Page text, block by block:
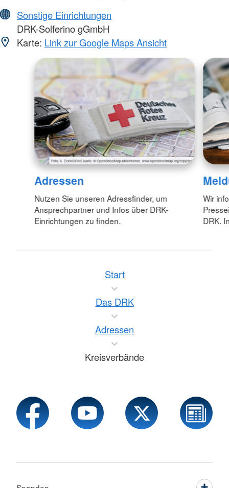
Sonstige Einrichtungen
DRK-Solferino gGmbH
Karte: Link zur Google Maps Ansicht
Adressen
Nutzen Sie unseren Adressfinder, um
Ansprechpartner und Infos über DRK-
Einrichtungen zu finden.
Wir
DRK.
Start
Das DRK
Adressen
Kreisverbände